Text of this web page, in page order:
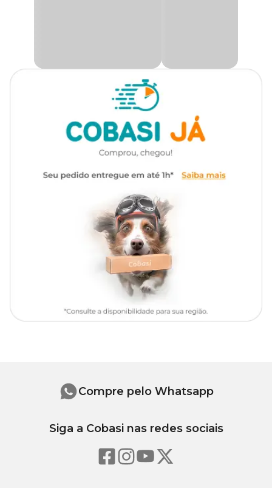
140 ml: Diâmetro: 17 cm x Altura: 8 cm
250 ml: Diâmetro: 19 cm x Altura: 11 cm
Compre pelo Whatsapp
Siga a Cobasi nas redes sociais